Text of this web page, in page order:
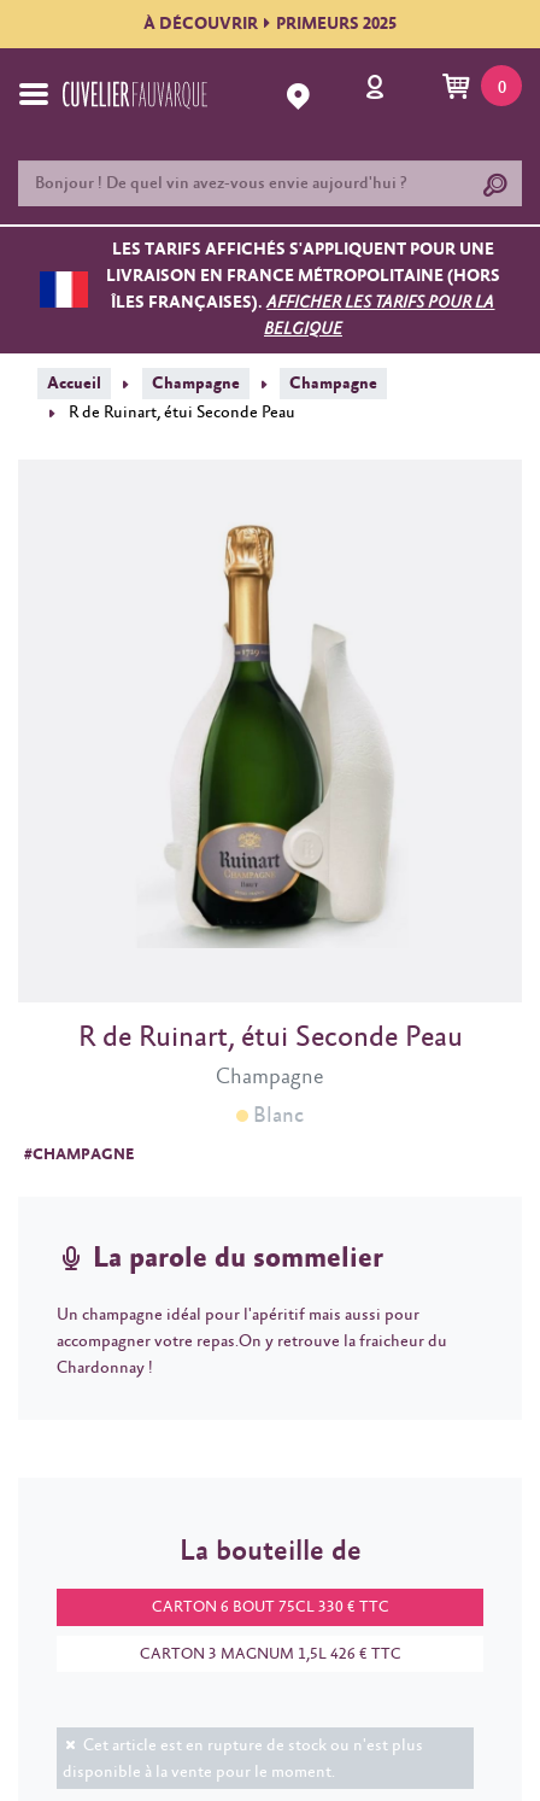
À DÉCOUVRIR PRIMEURS 2025
0
LES TARIFS AFFICHÉS S'APPLIQUENT POUR UNE
LIVRAISON EN FRANCE MÉTROPOLITAINE (HORS
ÎLES FRANÇAISES).AFFICHER LES TARIFS POUR LA
BELGIQUE
Accueil Champagne
Champagne
R de Ruinart, étui Seconde Peau
Champagne
R de Ruinart, étui Seconde Peau
Blanc
#CHAMPAGNE
La parole du sommelier
Un champagne idéal pour l'apéritif mais aussi pour
accompagner votre repas.On y retrouve la fraicheur du
Chardonnay !
La bouteille de
CARTON 6 BOUT 75CL 330 € TTC
CARTON 3 MAGNUM 1,5L 426 € TTC
Cet article est en rupture de stock ou n'est plus
disponible à la vente pour le moment.